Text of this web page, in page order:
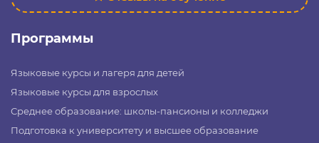
Программы
Языковые курсы и лагеря для детей
Языковые курсы для взрослых
Среднее образование: школы-пансионы и колледжи
Подготовка к университету и высшее образование